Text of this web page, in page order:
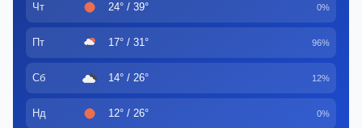
Чт 24° / 39° 0%
Пт 17° / 31° 96%
Сб 14° / 26° 12%
Нд 12° / 26° 0%